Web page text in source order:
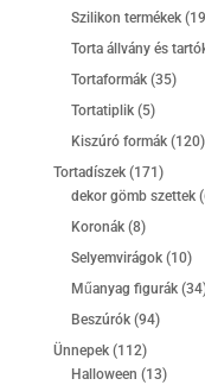
Szilikon termékek
Torta állvány és
Tortaformák 3535
Tortatiplik 55
termék
Kiszúró formák 120
Tortadíszek 171 171
termék
dekor gömb szettek
Koronák 88
termék
Selyemvirágok 1010
Műanyag figurák 34
Beszúrók 9494
Ünnepek 112112
termék
Halloween 1313